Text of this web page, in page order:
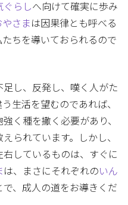
ぐらしへ向けて確実に歩み
やさま は因果律とも呼べる
ちを導いておられるので
し、反発し、嘆く人がた
生活を望むのであれば、
く種を撒く必要があり、
られています。しかし、
しているものは、すぐに
は、まさにそれぞれのいん
、成人の道をお導きくだ